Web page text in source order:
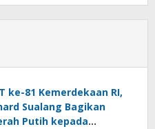
ke-81 Kemerdekaan RI,
Sualang Bagikan
Putih kepada